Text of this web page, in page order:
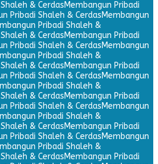
& CerdasMembangun Pribadi
Pribadi Shaleh & CerdasMembangun
Pribadi Shaleh &
& CerdasMembangun Pribadi
Pribadi Shaleh & CerdasMembangun
Pribadi Shaleh &
& CerdasMembangun Pribadi
Pribadi Shaleh & CerdasMembangun
Pribadi Shaleh &
& CerdasMembangun Pribadi
Pribadi Shaleh & CerdasMembangun
Pribadi Shaleh &
& CerdasMembangun Pribadi
Pribadi Shaleh & CerdasMembangun
Pribadi Shaleh &
& CerdasMembangun Pribadi